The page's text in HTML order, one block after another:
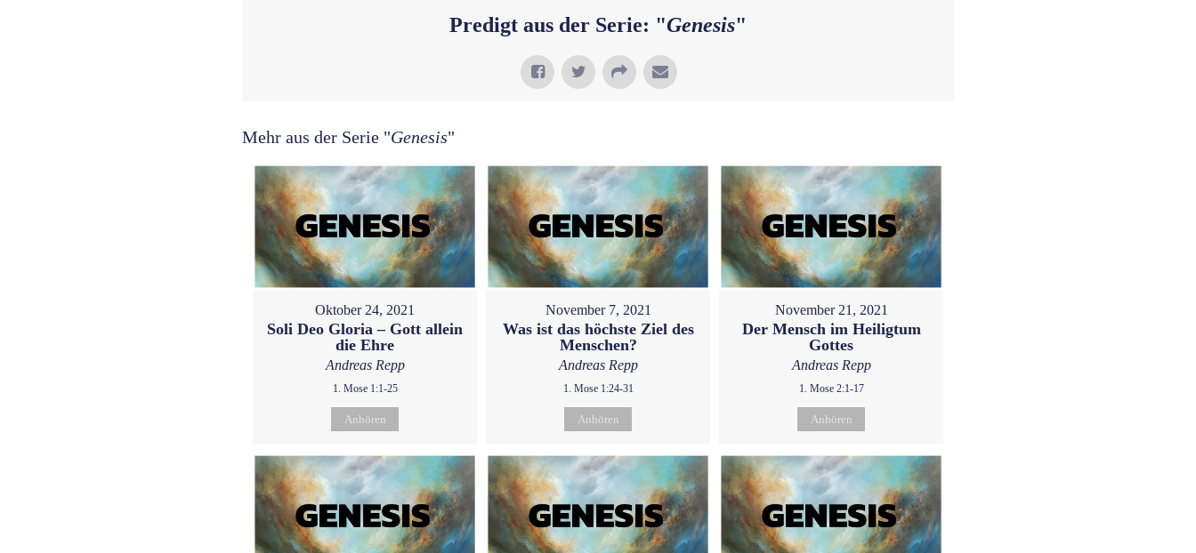
Predigt aus der Serie: "Genesis"
Mehr aus der Serie "Genesis"
Oktober 24, 2021
Soli Deo Gloria – Gott allein
die Ehre
Andreas Repp
1. Mose 1:1-25
Anhören
November 7, 2021
Was ist das höchste Ziel des
Menschen?
Andreas Repp
1. Mose 1:24-31
Anhören
November 21, 2021
Der Mensch im Heiligtum
Gottes
Andreas Repp
1. Mose 2:1-17
Anhören